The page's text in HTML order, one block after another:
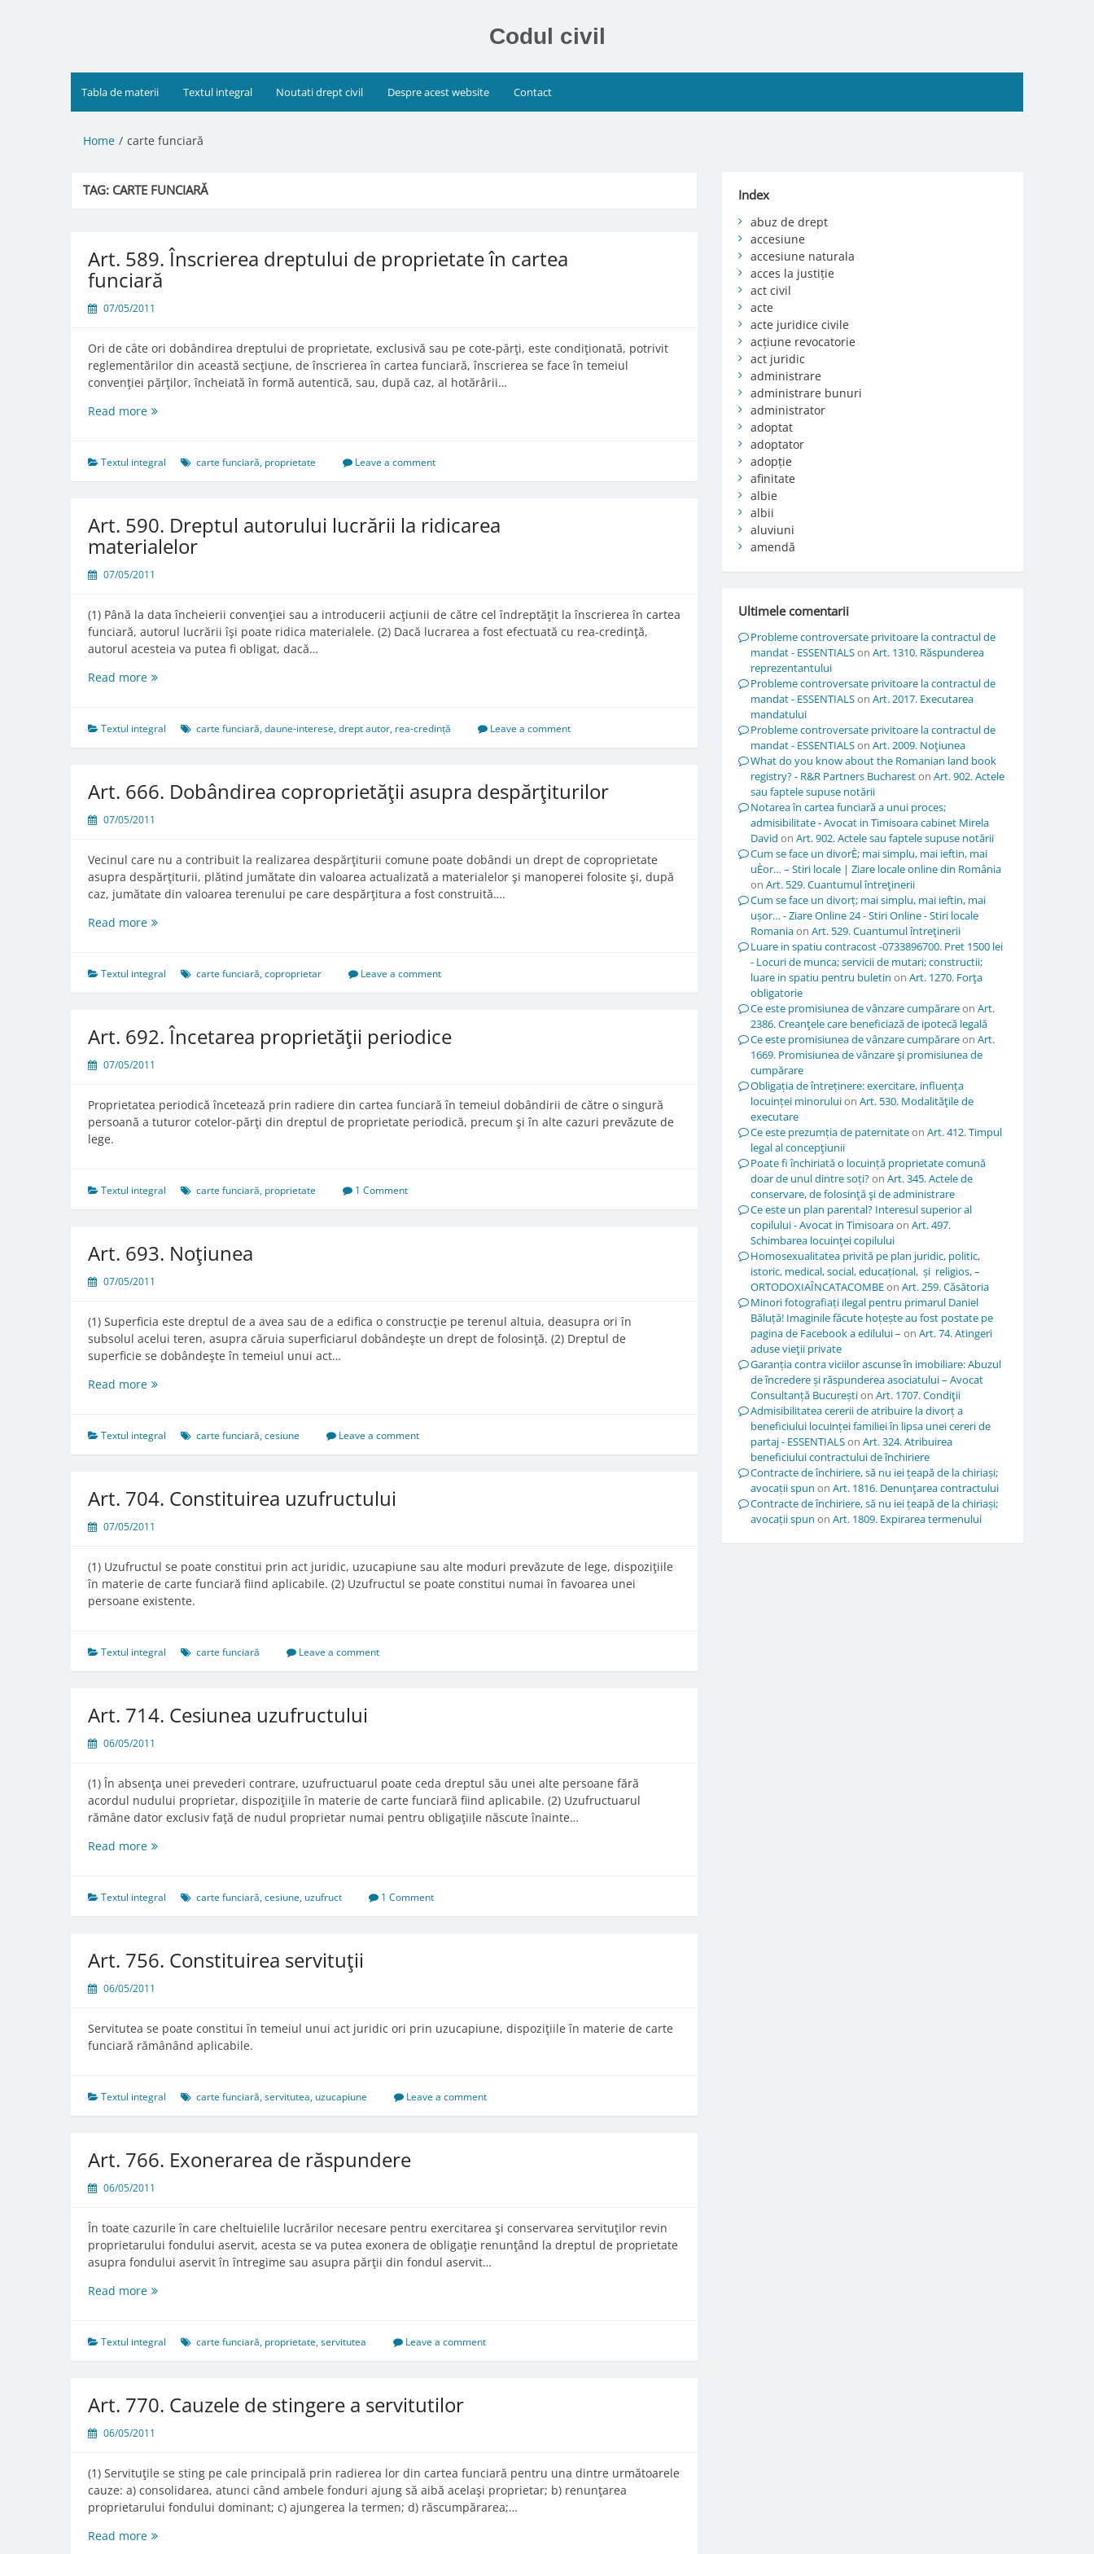
Codul civil
Tabla de materii Textul integral Noutati drept civil Despre acest website Contact
Home carte funciară
TAG: CARTE FUNCIARĂ
Art. 589. Înscrierea dreptului de proprietate în cartea
funciară
07/05/2011
Ori de câte ori dobândirea dreptului de proprietate, exclusivă sau pe cote-părţi, este condiţionată, potrivit
reglementărilor din această secţiune, de înscrierea în cartea funciară, înscrierea se face în temeiul
convenţiei părţilor, încheiată în formă autentică, sau, după caz, al hotărârii…
Read moreArt.
dreptului
de
cartea
funciară
Textul integral carte funciară, proprietate Leave a comment
Art. 590. Dreptul autorului lucrării la ridicarea
materialelor
07/05/2011
(1) Până la data încheierii convenţiei sau a introducerii acţiunii de către cel îndreptăţit la înscrierea în cartea
funciară, autorul lucrării îşi poate ridica materialele. (2) Dacă lucrarea a fost efectuată cu rea-credinţă,
autorul acesteia va putea fi obligat, dacă…
Read moreArt.
autorului
lucrării
materialelor
Textul integral carte funciară,daune-interese,drept autor, rea-credință Leave a comment
Art. 666. Dobândirea coproprietăţii asupra despărţiturilor
07/05/2011
Vecinul care nu a contribuit la realizarea despărţiturii comune poate dobândi un drept de coproprietate
asupra despărţiturii, plătind jumătate din valoarea actualizată a materialelor şi manoperei folosite şi, după
caz, jumătate din valoarea terenului pe care despărţitura a fost construită….
Read moreArt.
coproprietăţii
asupra
Textul integral carte funciară,coproprietar Leave a comment
Art. 692. Încetarea proprietăţii periodice
07/05/2011
Proprietatea periodică încetează prin radiere din cartea funciară în temeiul dobândirii de către o singură
persoană a tuturor cotelor-părţi din dreptul de proprietate periodică, precum şi în alte cazuri prevăzute de
lege.
Textul integral carte funciară, proprietate 1 Comment
Art. 693. Noţiunea
07/05/2011
(1) Superficia este dreptul de a avea sau de a edifica o construcţie pe terenul altuia, deasupra ori în
subsolul acelui teren, asupra căruia superficiarul dobândeşte un drept de folosinţă. (2) Dreptul de
superficie se dobândeşte în temeiul unui act…
Read moreArt.
Textul integral carte funciară,cesiune Leave a comment
Art. 704. Constituirea uzufructului
07/05/2011
(1) Uzufructul se poate constitui prin act juridic, uzucapiune sau alte moduri prevăzute de lege, dispoziţiile
în materie de carte funciară fiind aplicabile. (2) Uzufructul se poate constitui numai în favoarea unei
persoane existente.
Textul integral carte funciară Leave a comment
Art. 714. Cesiunea uzufructului
06/05/2011
(1) În absenţa unei prevederi contrare, uzufructuarul poate ceda dreptul său unei alte persoane fără
acordul nudului proprietar, dispoziţiile în materie de carte funciară fiind aplicabile. (2) Uzufructuarul
rămâne dator exclusiv faţă de nudul proprietar numai pentru obligaţiile născute înainte…
Read moreArt.
uzufructului
Textul integral carte funciară,cesiune, uzufruct 1 Comment
Art. 756. Constituirea servituţii
06/05/2011
Servitutea se poate constitui în temeiul unui act juridic ori prin uzucapiune, dispoziţiile în materie de carte
funciară rămânând aplicabile.
Textul integral carte funciară,servitutea, uzucapiune Leave a comment
Art. 766. Exonerarea de răspundere
06/05/2011
În toate cazurile în care cheltuielile lucrărilor necesare pentru exercitarea şi conservarea servituţilor revin
proprietarului fondului aservit, acesta se va putea exonera de obligaţie renunţând la dreptul de proprietate
asupra fondului aservit în întregime sau asupra părţii din fondul aservit…
Read moreArt.
de
răspundere
Textul integral carte funciară, proprietate,servitutea Leave a comment
Art. 770. Cauzele de stingere a servitutilor
06/05/2011
(1) Servituţile se sting pe cale principală prin radierea lor din cartea funciară pentru una dintre următoarele
cauze: a) consolidarea, atunci când ambele fonduri ajung să aibă acelaşi proprietar; b) renunţarea
proprietarului fondului dominant; c) ajungerea la termen; d) răscumpărarea;…
Read moreArt.
Index
abuz de drept
accesiune
accesiune naturala
acces la justiție
act civil
acte
acte juridice civile
acțiune revocatorie
act juridic
administrare
administrare bunuri
administrator
adoptat
adoptator
adopție
afinitate
albie
albii
aluviuni
amendă
Ultimele comentarii
Probleme controversate privitoare la contractul de
mandat - ESSENTIALSon Art. 1310. Răspunderea
reprezentantului
Probleme controversate privitoare la contractul de
mandat - ESSENTIALSon Art. 2017. Executarea
mandatului
Probleme controversate privitoare la contractul de
mandat - ESSENTIALSon Art. 2009. Noţiunea
What do you know about the Romanian land book
registry? - R&R Partners Buchareston Art. 902. Actele
sau faptele supuse notării
Notarea în cartea funciară a unui proces;
admisibilitate - Avocat in Timisoara cabinet Mirela
David on Art. 902. Actele sau faptele supuse notării
Cum se face un divorÈ; mai simplu, mai ieftin, mai
uÈor… – Stiri locale | Ziare locale online din România
on Art. 529. Cuantumul întreţinerii
Cum se face un divorț; mai simplu, mai ieftin, mai
ușor… - Ziare Online 24 - Stiri Online - Stiri locale
Romaniaon Art. 529. Cuantumul întreţinerii
Luare in spatiu contracost -0733896700. Pret 1500 lei
- Locuri de munca; servicii de mutari; constructii;
luare in spatiu pentru buletin on Art. 1270. Forţa
obligatorie
Ce este promisiunea de vânzare cumpărareon Art.
2386. Creanţele care beneficiază de ipotecă legală
Ce este promisiunea de vânzare cumpărareon Art.
1669. Promisiunea de vânzare şi promisiunea de
cumpărare
Obligația de întreținere: exercitare, influența
locuinței minoruluion Art. 530. Modalităţile de
executare
Ce este prezumția de paternitateon Art. 412. Timpul
legal al concepţiunii
Poate fi închiriată o locuință proprietate comună
doar de unul dintre soți?on Art. 345. Actele de
conservare, de folosinţă şi de administrare
Ce este un plan parental? Interesul superior al
copilului - Avocat in Timisoaraon Art. 497.
Schimbarea locuinţei copilului
Homosexualitatea privită pe plan juridic, politic,
istoric, medical, social, educațional, și religios, –
ORTODOXIAÎNCATACOMBEon Art. 259. Căsătoria
Minori fotografiați ilegal pentru primarul Daniel
Băluță! Imaginile făcute hoțește au fost postate pe
pagina de Facebook a edilului – on Art. 74. Atingeri
aduse vieţii private
Garanția contra viciilor ascunse în imobiliare: Abuzul
de încredere și răspunderea asociatului – Avocat
Consultanță Bucureștion Art. 1707. Condiţii
Admisibilitatea cererii de atribuire la divorț a
beneficiului locuinței familiei în lipsa unei cereri de
partaj - ESSENTIALSon Art. 324. Atribuirea
beneficiului contractului de închiriere
Contracte de închiriere, să nu iei țeapă de la chiriași;
avocații spun on Art. 1816. Denunţarea contractului
Contracte de închiriere, să nu iei țeapă de la chiriași;
avocații spun on Art. 1809. Expirarea termenului